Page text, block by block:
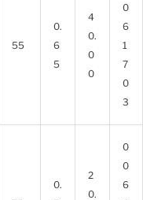
55
0.
6
5
4
0.
0
0
0
6
1
7
0
3
0.
2
0.
0
0
6